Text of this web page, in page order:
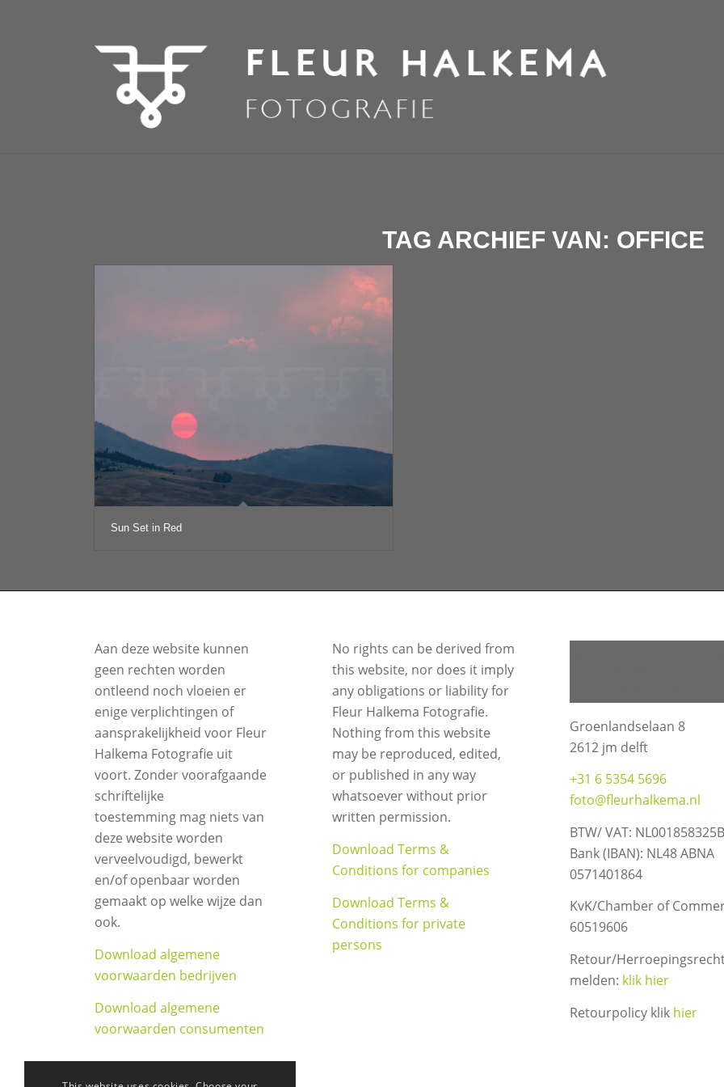
TAG ARCHIEF VAN: OFFICE
Sun Set in Red
Aan deze website kunnen
geen rechten worden
ontleend noch vloeien er
enige verplichtingen of
aansprakelijkheid voor Fleur
Halkema Fotografie uit
voort. Zonder voorafgaande
schriftelijke
toestemming mag niets van
deze website worden
verveelvoudigd, bewerkt
en/of openbaar worden
gemaakt op welke wijze dan
ook.
Download algemene
voorwaarden bedrijven
Download algemene
voorwaarden consumenten
No rights can be derived from
this website, nor does it imply
any obligations or liability for
Fleur Halkema Fotografie.
Nothing from this website
may be reproduced, edited,
or published in any way
whatsoever without prior
written permission.
Download Terms &
Conditions for companies
Download Terms &
Conditions for private
persons
Groenlandselaan 8
2612 jm delft
+31 6 5354 5696
foto@fleurhalkema.nl
BTW/ VAT:
Bank (IBAN): NL48 ABNA
0571401864
KvK/Chamber of
60519606
Retour/
melden: klik hier
Retourpolicy klik hier